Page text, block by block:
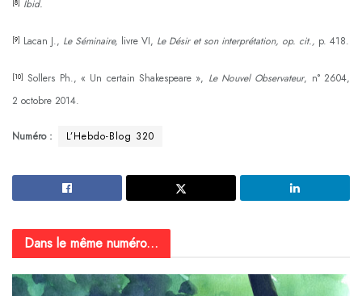
[8] Ibid.
[9] Lacan J., Le Séminaire, livre VI, Le Désir et son interprétation, op. cit., p. 418.
[10] Sollers Ph., « Un certain Shakespeare », Le Nouvel Observateur, n° 2604,
2 octobre 2014.
Numéro : L’Hebdo-Blog 320
Dans le même numéro...